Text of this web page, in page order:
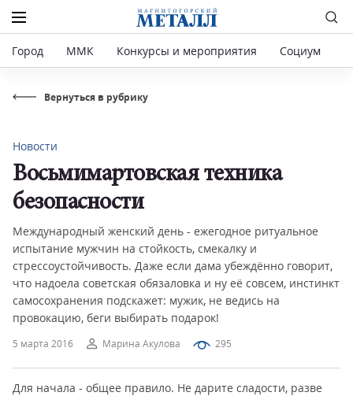
Город ММК Конкурсы и мероприятия Социум
Вернуться в рубрику
5 марта 2016 Марина Акулова 295
Новости
Восьмимартовская техника
безопасности
Международный женский день - ежегодное ритуальное
испытание мужчин на стойкость, смекалку и
стрессоустойчивость. Даже если дама убеждённо говорит,
что надоела советская обязаловка и ну её совсем, инстинкт
самосохранения подскажет: мужик, не ведись на
провокацию, беги выбирать подарок!
Для начала - общее правило. Не дарите сладости, разве